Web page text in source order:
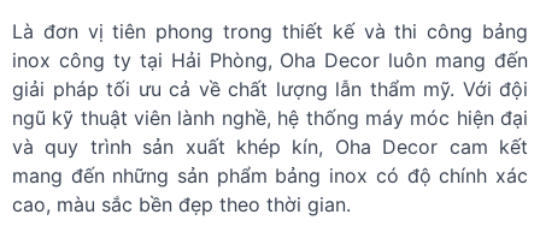
Là đơn vị tiên phong trong thiết kế và thi công bảng
inox công ty tại Hải Phòng, Oha Decor luôn mang đến
giải pháp tối ưu cả về chất lượng lẫn thẩm mỹ. Với đội
ngũ kỹ thuật viên lành nghề, hệ thống máy móc hiện đại
và quy trình sản xuất khép kín, Oha Decor cam kết
mang đến những sản phẩm bảng inox có độ chính xác
cao, màu sắc bền đẹp theo thời gian.